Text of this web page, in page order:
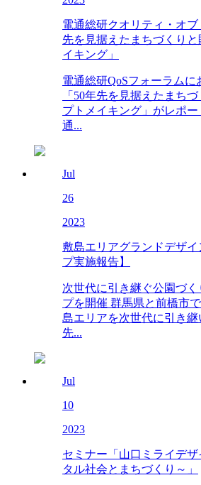
電通総研クオリティ・オ
先を見据えたまちづくり
イキング」
電通総研QoSフォーラム
「50年先を見据えたまち
プトメイキング」がレポ
通...
Jul
26
2023
敷島エリアグランドデザ
プ実施報告】
次世代に引き継ぐ公園づ
プを開催 群馬県と前橋市
島エリアを次世代に引き
先...
Jul
10
2023
セミナー「山口ミライデ
タル社会とまちづくり～」